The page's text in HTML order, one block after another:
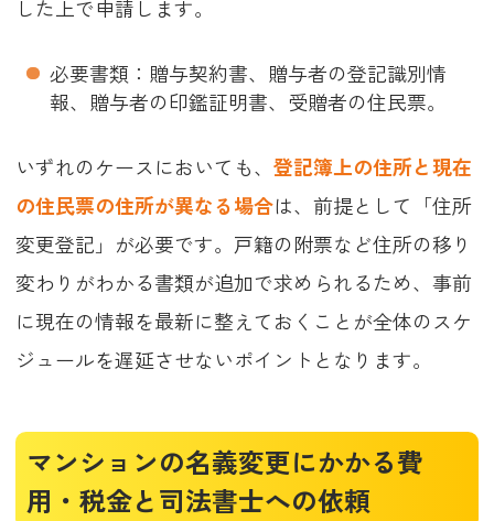
した上で申請します。
必要書類：贈与契約書、贈与者の登記識別情
報、贈与者の印鑑証明書、受贈者の住民票。
いずれのケースにおいても、登記簿上の住所と現在
の住民票の住所が異なる場合は、前提として「住所
変更登記」が必要です。戸籍の附票など住所の移り
変わりがわかる書類が追加で求められるため、事前
に現在の情報を最新に整えておくことが全体のスケ
ジュールを遅延させないポイントとなります。
マンションの名義変更にかかる費
用・税金と司法書士への依頼